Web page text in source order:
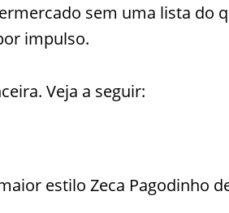
sem uma lista do
impulso.
Veja a seguir:
estilo Zeca Pagodinho